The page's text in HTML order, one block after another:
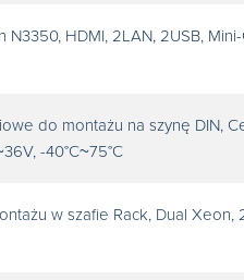
HDMI, 2LAN, 2USB,
do montażu na szynę DIN,
-40°C~75°C
w szafie Rack, Dual Xeon,